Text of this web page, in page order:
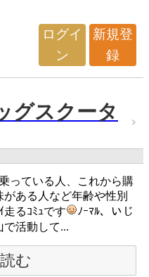
ログイ
ン
新規登
録
グスクータ
っている人、これから購
ある人など年齢や性別
走るｺﾐｭです
ﾉｰﾏﾙ、いじ
で活動して...
む